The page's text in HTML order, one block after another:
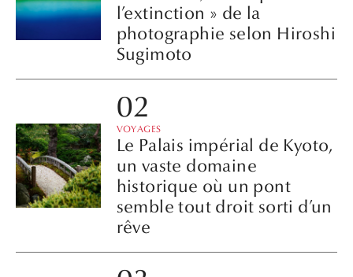
l’extinction » de la
photographie selon Hiroshi
Sugimoto
VOYAGES
Le Palais impérial de Kyoto,
un vaste domaine
historique où un pont
semble tout droit sorti d’un
rêve